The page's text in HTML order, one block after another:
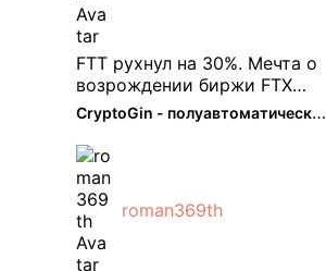
FTT рухнул на 30%. Мечта о
возрождении биржи FTX
испаряется, вызывая
массовую распродажу ее
собственного токена FTT. По
словам Кайко , 5 февраля
FTT, ныне бесполезная ...
CryptoGin - полуавтоматический ...
roman369th